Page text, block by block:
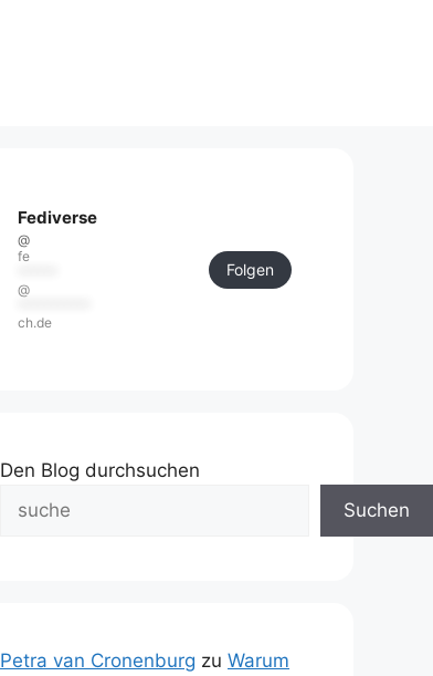
Fediverse
@
fe
@
ch.de
Folgen
Den Blog durchsuchen
Suchen
Petra van Cronenburg zu Warum